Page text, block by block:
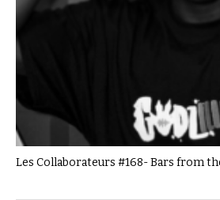
Les Collaborateurs #168- Bars from